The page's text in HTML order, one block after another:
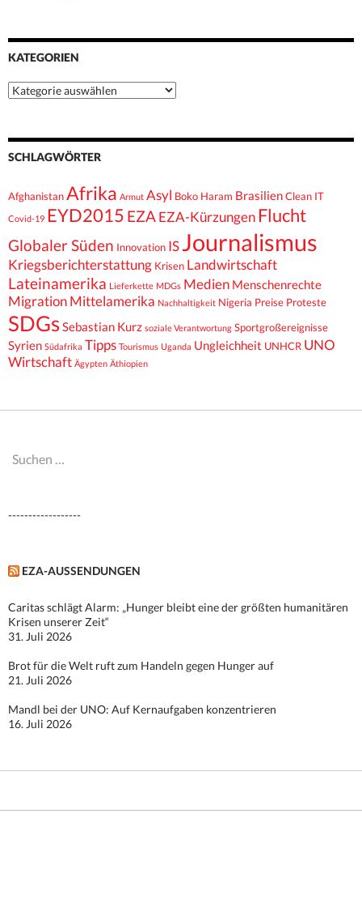
KATEGORIEN
Kategorien
SCHLAGWÖRTER
AfghanistanAfrika Armut Asyl Boko Haram BrasilienClean IT
Covid-19 EYD2015 EZA EZA-Kürzungen Flucht
Globaler Süden Innovation IS Journalismus
Kriegsberichterstattung Krisen Landwirtschaft
Lateinamerika Lieferkette MDGs Medien Menschenrechte
Migration Mittelamerika Nachhaltigkeit Nigeria Preise Proteste
SDGsSebastian Kurz soziale Verantwortung Sportgroßereignisse
Syrien Südafrika Tipps Tourismus Uganda Ungleichheit UNHCR UNO
Wirtschaft Ägypten Äthiopien
Suchen
------------------
EZA-AUSSENDUNGEN
Caritas schlägt Alarm: „Hunger bleibt eine der größten humanitären
Krisen unserer Zeit“
31. Juli 2026
Brot für die Welt ruft zum Handeln gegen Hunger auf
21. Juli 2026
Mandl bei der UNO: Auf Kernaufgaben konzentrieren
16. Juli 2026